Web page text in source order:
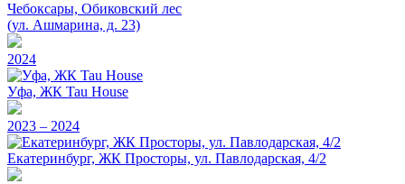
Чебоксары, Обиковский лес
(ул. Ашмарина, д. 23)
2024
Уфа, ЖК Tau House
2023 – 2024
Екатеринбург, ЖК Просторы, ул. Павлодарская, 4/2